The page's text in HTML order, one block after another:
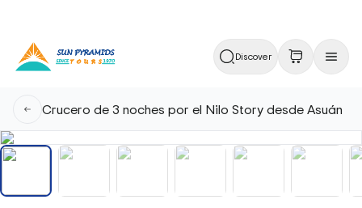
Discover
Crucero de 3 noches por el Nilo Story desde Asuán